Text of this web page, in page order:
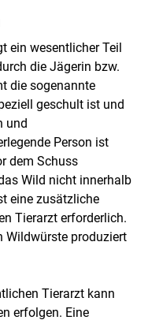
ein wesentlicher Teil
die Jägerin bzw.
die sogenannte
geschult ist und
und
Person ist
dem Schuss
Wild nicht innerhalb
eine zusätzliche
Tierarzt erforderlich.
Wildwürste produziert
Tierarzt kann
erfolgen. Eine